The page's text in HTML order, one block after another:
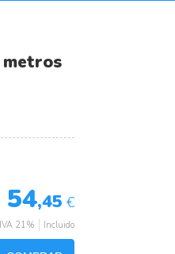
metros
54,45 €
IVA 21% Incluido